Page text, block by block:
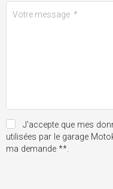
J'accepte que mes
utilisées par le garage
ma demande **.